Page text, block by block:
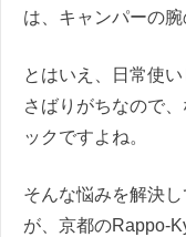
は、キャンパーの腕
とはいえ、日常使
さばりがちなので
ックですよね。
そんな悩みを解決
が、京都のRappo-